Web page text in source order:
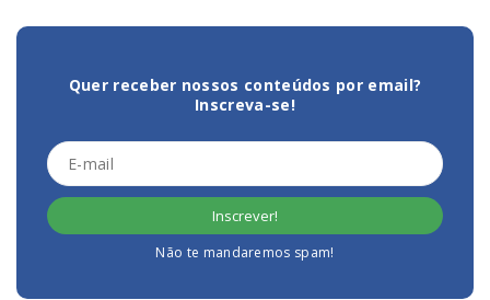
Quer receber nossos conteúdos por email?
Inscreva-se!
Não te mandaremos spam!